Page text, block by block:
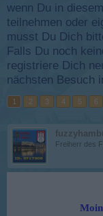
wenn Du in
teilnehmen oder
musst Du Dich
Falls Du noch
registriere Dich
nächsten Besuch
1 2 3 4 5 6
Freiherr des